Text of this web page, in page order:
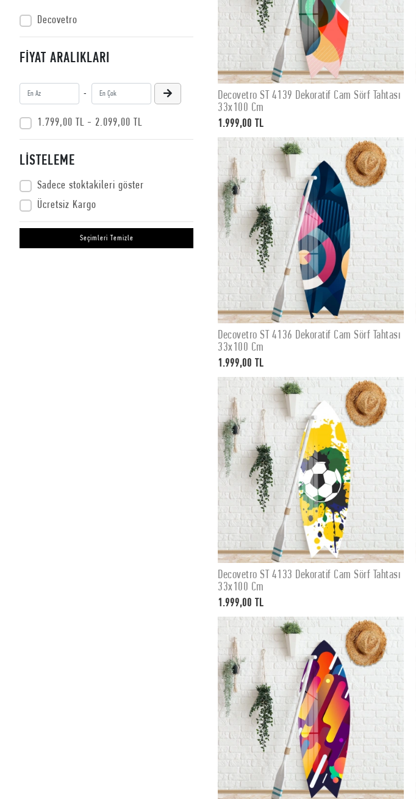
Decovetro
FİYAT ARALIKLARI
-
1.799,00 TL - 2.099,00 TL
LİSTELEME
Sadece stoktakileri göster
Ücretsiz Kargo
Seçimleri Temizle
SEPETE EKLE
Decovetro ST 4139 Dekoratif Cam Sörf Tahtası
33x100 Cm
1.999,00 TL
SEPETE EKLE
Decovetro ST 4136 Dekoratif Cam Sörf Tahtası
33x100 Cm
1.999,00 TL
SEPETE EKLE
Decovetro ST 4133 Dekoratif Cam Sörf Tahtası
33x100 Cm
1.999,00 TL